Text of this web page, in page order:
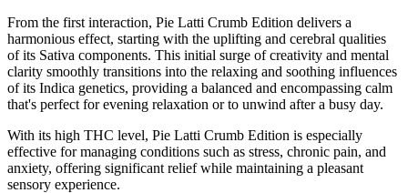
From the first interaction, Pie Latti Crumb Edition delivers a
harmonious effect, starting with the uplifting and cerebral qualities
of its Sativa components. This initial surge of creativity and mental
clarity smoothly transitions into the relaxing and soothing influences
of its Indica genetics, providing a balanced and encompassing calm
that's perfect for evening relaxation or to unwind after a busy day.
With its high THC level, Pie Latti Crumb Edition is especially
effective for managing conditions such as stress, chronic pain, and
anxiety, offering significant relief while maintaining a pleasant
sensory experience.